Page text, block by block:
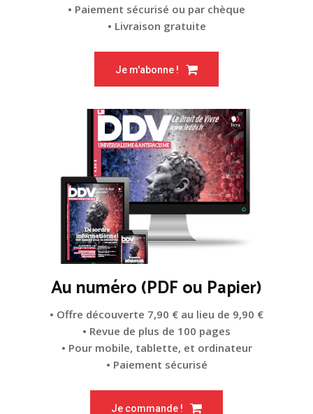
• Paiement sécurisé ou par chèque
• Livraison gratuite
Je m'abonne !
Au numéro (PDF ou Papier)
• Offre découverte 7,90 € au lieu de 9,90 €
• Revue de plus de 100 pages
• Pour mobile, tablette, et ordinateur
• Paiement sécurisé
Je commande !